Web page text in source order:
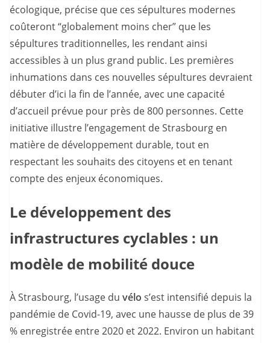
écologique, précise que ces sépultures modernes
coûteront “globalement moins cher” que les
sépultures traditionnelles, les rendant ainsi
accessibles à un plus grand public. Les premières
inhumations dans ces nouvelles sépultures devraient
débuter d’ici la fin de l’année, avec une capacité
d’accueil prévue pour près de 800 personnes. Cette
initiative illustre l’engagement de Strasbourg en
matière de développement durable, tout en
respectant les souhaits des citoyens et en tenant
compte des enjeux économiques.
Le développement des
infrastructures cyclables : un
modèle de mobilité douce
À Strasbourg, l’usage du vélo s’est intensifié depuis la
pandémie de Covid-19, avec une hausse de plus de 39
% enregistrée entre 2020 et 2022. Environ un habitant